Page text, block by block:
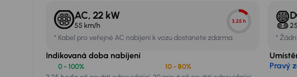
AC, 22 kW
55 km/h
3,25 h
* Kabel pro veřejné AC nabíjení k vozu dostanete zdarma. *
Indikovaná doba nabíjení
0 - 100%
10 - 80%
Pravý